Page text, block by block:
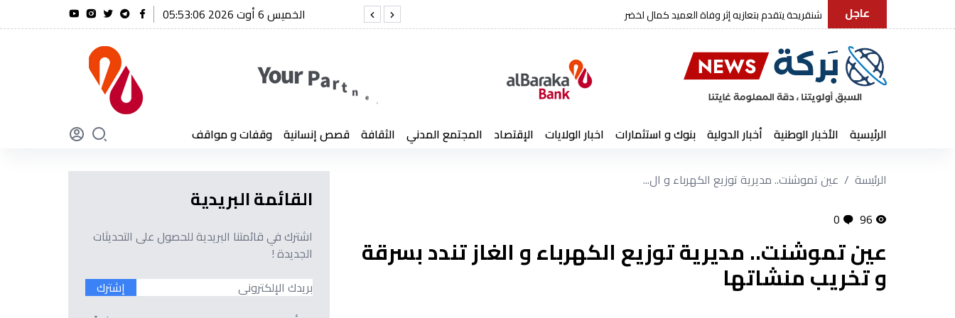
عاجل رئيس الجمهورية يعزي في وفاة العميد كمال لخضر الفريق أول شنقريحة يؤكد أن الجزائر لن تنسى أبدًا تضحيات أبنائها
الخميس 6 أوت 2026 05:53:07
الرئيسية الأخبار الوطنية أخبار الدولية بنوك و استثمارات اخبار الولايات الإقتصاد المجتمع المدني الثقافة قصص إنسانية وقفات و مواقف
الرئيسة
عين تموشنت.. مديرية توزيع الكهرباء و ال...
96
0
عين تموشنت.. مديرية توزيع الكهرباء و الغاز تندد بسرقة
و تخريب منشاتها
القائمة البريدية
اشترك في قائمتنا البريدية للحصول على التحديثات
الجديدة !
إشترك